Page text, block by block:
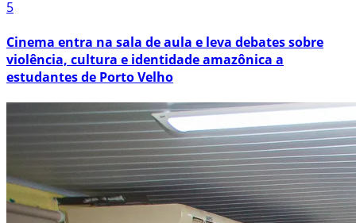
5
Cinema entra na sala de aula e leva debates sobre
violência, cultura e identidade amazônica a
estudantes de Porto Velho